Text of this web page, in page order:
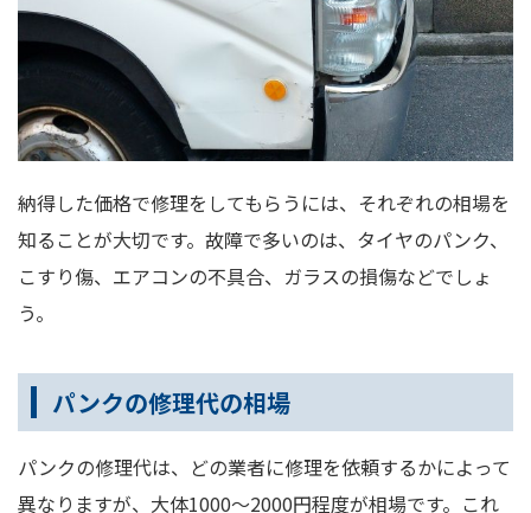
納得した価格で修理をしてもらうには、それぞれの相場を
知ることが大切です。故障で多いのは、タイヤのパンク、
こすり傷、エアコンの不具合、ガラスの損傷などでしょ
う。
パンクの修理代の相場
パンクの修理代は、どの業者に修理を依頼するかによって
異なりますが、大体1000～2000円程度が相場です。これ